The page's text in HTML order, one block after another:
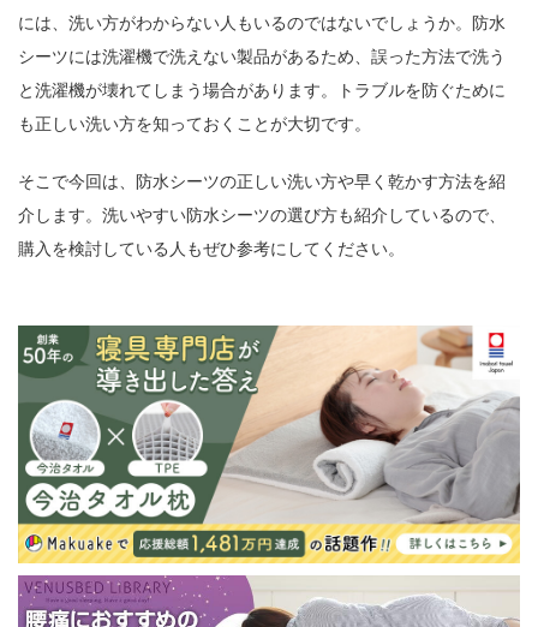
には、洗い方がわからない人もいるのではないでしょうか。防水
シーツには洗濯機で洗えない製品があるため、誤った方法で洗う
と洗濯機が壊れてしまう場合があります。トラブルを防ぐために
も正しい洗い方を知っておくことが大切です。
そこで今回は、防水シーツの正しい洗い方や早く乾かす方法を紹
介します。洗いやすい防水シーツの選び方も紹介しているので、
購入を検討している人もぜひ参考にしてください。